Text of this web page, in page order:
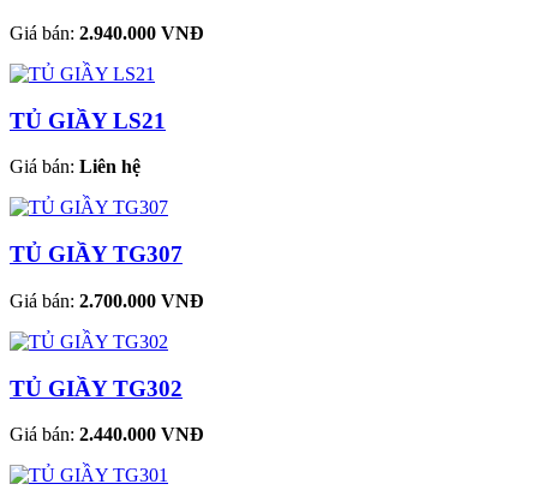
Giá bán: 2.940.000 VNĐ
TỦ GIẦY LS21
Giá bán: Liên hệ
TỦ GIẦY TG307
Giá bán: 2.700.000 VNĐ
TỦ GIẦY TG302
Giá bán: 2.440.000 VNĐ